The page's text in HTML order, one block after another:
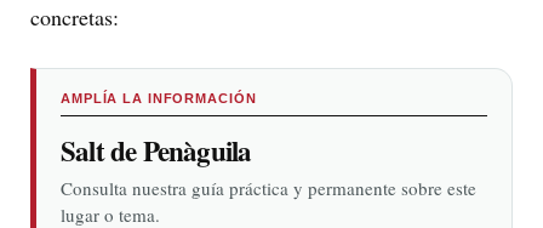
concretas:
AMPLÍA LA INFORMACIÓN
Salt de Penàguila
Consulta nuestra guía práctica y permanente sobre este
lugar o tema.